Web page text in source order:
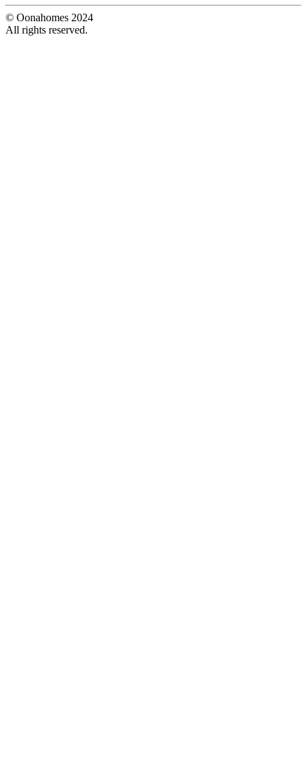
© Oonahomes 2024
All rights reserved.